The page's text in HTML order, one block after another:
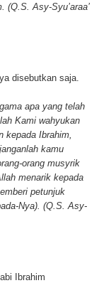
(Q.S. Asy-Syu’araa’
disebutkan saja.
apa yang telah
Kami wahyukan
kepada Ibrahim,
kamu
orang musyrik
menarik kepada
petunjuk
Nya). (Q.S. Asy-
Ibrahim